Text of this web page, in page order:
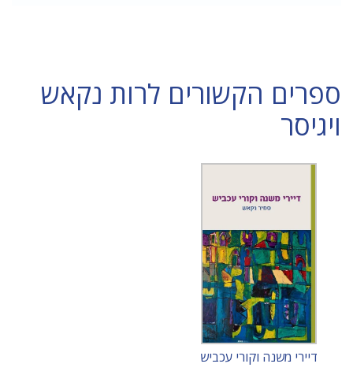
ספרים הקשורים לרות נקאש
ויגיסר
דיירי משנה וקורי עכביש